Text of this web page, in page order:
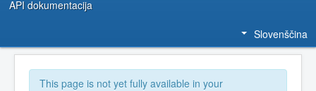
API dokumentacija
Slovenščina
This page is not yet fully available in your